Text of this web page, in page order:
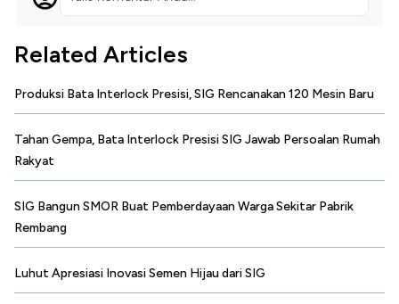
Related Articles
Produksi Bata Interlock Presisi, SIG Rencanakan 120 Mesin Baru
Tahan Gempa, Bata Interlock Presisi SIG Jawab Persoalan Rumah
Rakyat
SIG Bangun SMOR Buat Pemberdayaan Warga Sekitar Pabrik
Rembang
Luhut Apresiasi Inovasi Semen Hijau dari SIG